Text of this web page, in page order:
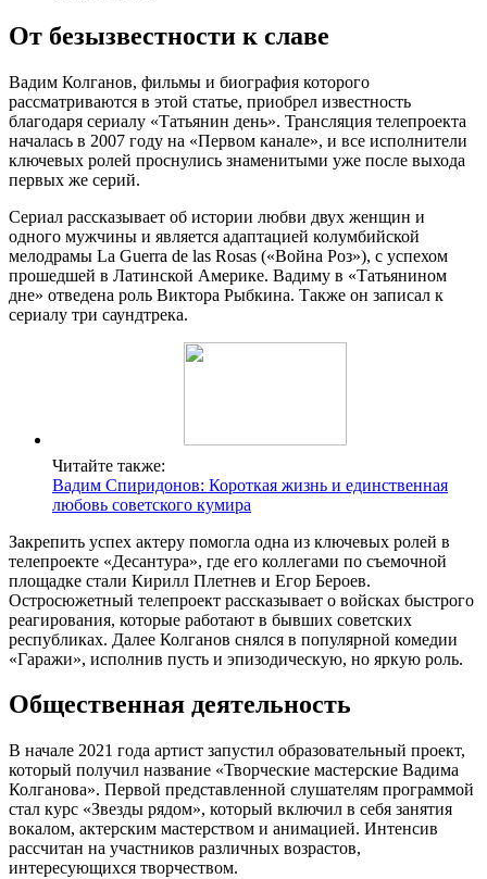
От безызвестности к славе
Вадим Колганов, фильмы и биография которого
рассматриваются в этой статье, приобрел известность
благодаря сериалу «Татьянин день». Трансляция телепроекта
началась в 2007 году на «Первом канале», и все исполнители
ключевых ролей проснулись знаменитыми уже после выхода
первых же серий.
Сериал рассказывает об истории любви двух женщин и
одного мужчины и является адаптацией колумбийской
мелодрамы La Guerra de las Rosas («Война Роз»), с успехом
прошедшей в Латинской Америке. Вадиму в «Татьянином
дне» отведена роль Виктора Рыбкина. Также он записал к
сериалу три саундтрека.
Читайте также:
Вадим Спиридонов: Короткая жизнь и единственная
любовь советского кумира
Закрепить успех актеру помогла одна из ключевых ролей в
телепроекте «Десантура», где его коллегами по съемочной
площадке стали Кирилл Плетнев и Егор Бероев.
Остросюжетный телепроект рассказывает о войсках быстрого
реагирования, которые работают в бывших советских
республиках. Далее Колганов снялся в популярной комедии
«Гаражи», исполнив пусть и эпизодическую, но яркую роль.
Общественная деятельность
В начале 2021 года артист запустил образовательный проект,
который получил название «Творческие мастерские Вадима
Колганова». Первой представленной слушателям программой
стал курс «Звезды рядом», который включил в себя занятия
вокалом, актерским мастерством и анимацией. Интенсив
рассчитан на участников различных возрастов,
интересующихся творчеством.